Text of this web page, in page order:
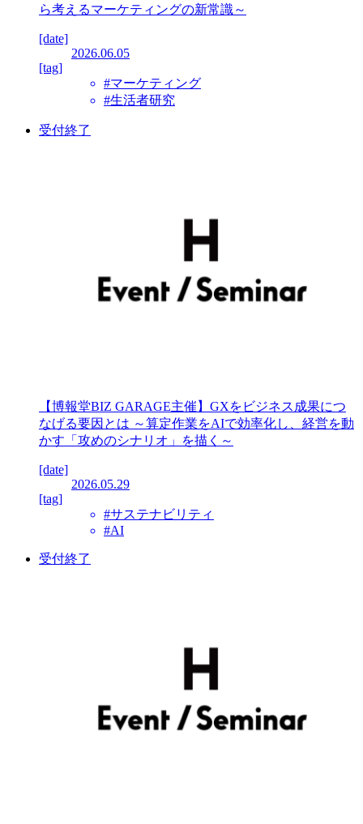
ら考えるマーケティングの新常識～
[date]
2026.06.05
[tag]
#マーケティング
#生活者研究
受付終了
【博報堂BIZ GARAGE主催】GXをビジネス成果につ
なげる要因とは ～算定作業をAIで効率化し、経営を動
かす「攻めのシナリオ」を描く～
[date]
2026.05.29
[tag]
#サステナビリティ
#AI
受付終了